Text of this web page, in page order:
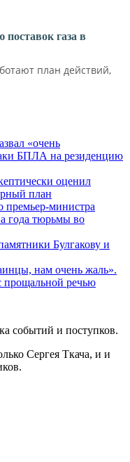
газа в
план действий,
«очень
БПЛА на резиденцию
оценил
план
премьер-министра
года тюрьмы во
Булгакову и
нам очень жаль».
прощальной речью
событий и поступков.
Сергея Ткача, и и